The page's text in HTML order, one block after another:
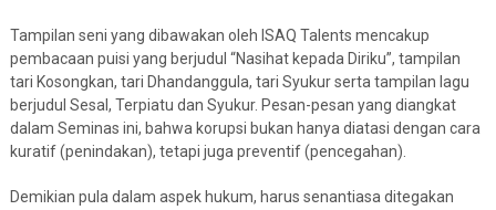
Tampilan seni yang dibawakan oleh ISAQ Talents mencakup
pembacaan puisi yang berjudul “Nasihat kepada Diriku”, tampilan
tari Kosongkan, tari Dhandanggula, tari Syukur serta tampilan lagu
berjudul Sesal, Terpiatu dan Syukur. Pesan-pesan yang diangkat
dalam Seminas ini, bahwa korupsi bukan hanya diatasi dengan cara
kuratif (penindakan), tetapi juga preventif (pencegahan).
Demikian pula dalam aspek hukum, harus senantiasa ditegakan